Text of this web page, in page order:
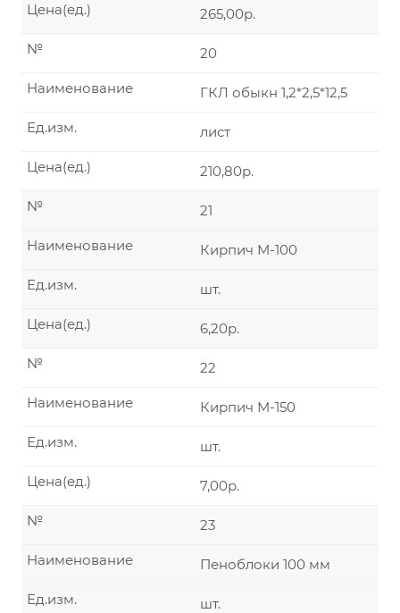
265,00р.
Цена(ед.)
20
№
ГКЛ обыкн 1,2*2,5*12,5
Наименование
лист
Ед.изм.
210,80р.
Цена(ед.)
21
№
Кирпич М-100
Наименование
шт.
Ед.изм.
6,20р.
Цена(ед.)
22
№
Кирпич М-150
Наименование
шт.
Ед.изм.
7,00р.
Цена(ед.)
23
№
Пеноблоки 100 мм
Наименование
шт.
Ед.изм.